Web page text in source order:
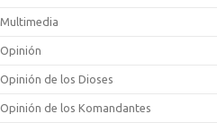
Multimedia
Opinión
Opinión de los Dioses
Opinión de los Komandantes